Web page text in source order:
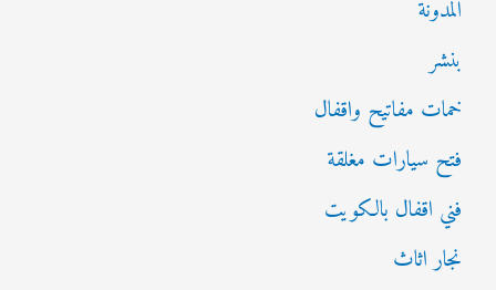
المدونة
بنشر
خمات مفاتيح واقفال
فتح سيارات مغلقة
فني اقفال بالكويت
نجار اثاث